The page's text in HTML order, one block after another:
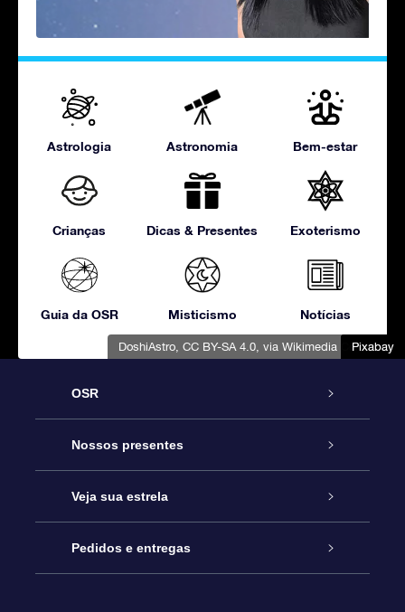
Pixabay
DoshiAstro, CC BY-SA 4.0, via Wikimedia Commons
Pixabay
Pixabay
Pixabay
Pixabay
Astrologia Astronomia Bem-estar
Crianças Dicas & Presentes Exoterismo
Guia da OSR Misticismo Notícias
OSR
Serviço
Entre em contato conosco
Blog
Nossos presentes
Presente estrelar on-line
Pacote de presente da OSR
Veja sua estrela
Star Register
Pedidos e entregas